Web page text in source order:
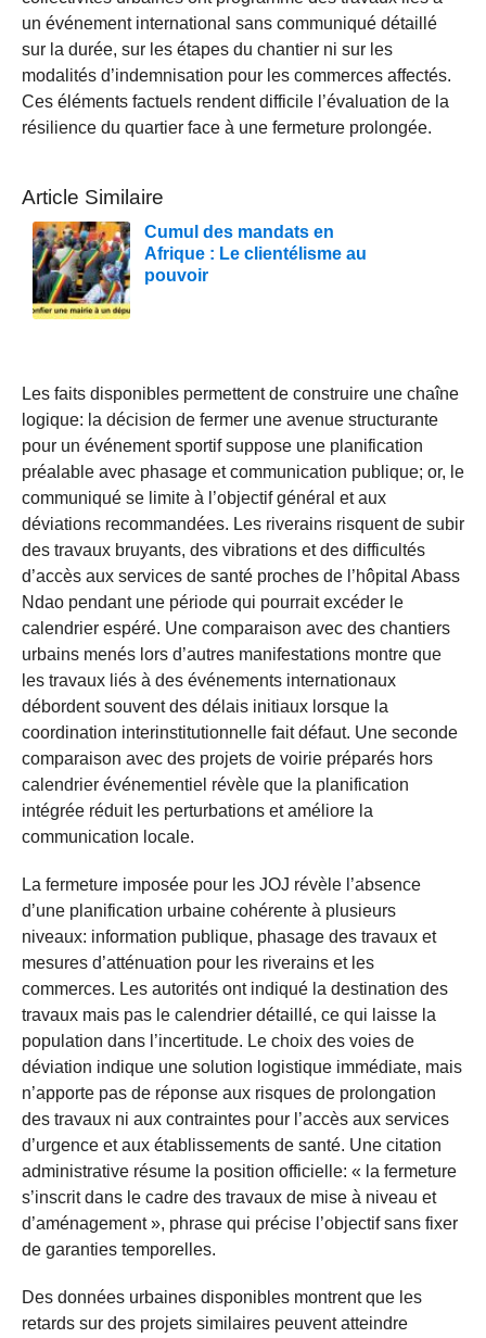
un événement international sans communiqué détaillé
sur la durée, sur les étapes du chantier ni sur les
modalités d’indemnisation pour les commerces affectés.
Ces éléments factuels rendent difficile l’évaluation de la
résilience du quartier face à une fermeture prolongée.
Article Similaire
Cumul des mandats en
Afrique : Le clientélisme au
pouvoir
Les faits disponibles permettent de construire une chaîne
logique: la décision de fermer une avenue structurante
pour un événement sportif suppose une planification
préalable avec phasage et communication publique; or, le
communiqué se limite à l’objectif général et aux
déviations recommandées. Les riverains risquent de subir
des travaux bruyants, des vibrations et des difficultés
d’accès aux services de santé proches de l’hôpital Abass
Ndao pendant une période qui pourrait excéder le
calendrier espéré. Une comparaison avec des chantiers
urbains menés lors d’autres manifestations montre que
les travaux liés à des événements internationaux
débordent souvent des délais initiaux lorsque la
coordination interinstitutionnelle fait défaut. Une seconde
comparaison avec des projets de voirie préparés hors
calendrier événementiel révèle que la planification
intégrée réduit les perturbations et améliore la
communication locale.
La fermeture imposée pour les JOJ révèle l’absence
d’une planification urbaine cohérente à plusieurs
niveaux: information publique, phasage des travaux et
mesures d’atténuation pour les riverains et les
commerces. Les autorités ont indiqué la destination des
travaux mais pas le calendrier détaillé, ce qui laisse la
population dans l’incertitude. Le choix des voies de
déviation indique une solution logistique immédiate, mais
n’apporte pas de réponse aux risques de prolongation
des travaux ni aux contraintes pour l’accès aux services
d’urgence et aux établissements de santé. Une citation
administrative résume la position officielle: « la fermeture
s’inscrit dans le cadre des travaux de mise à niveau et
d’aménagement », phrase qui précise l’objectif sans fixer
de garanties temporelles.
Des données urbaines disponibles montrent que les
retards sur des projets similaires peuvent atteindre